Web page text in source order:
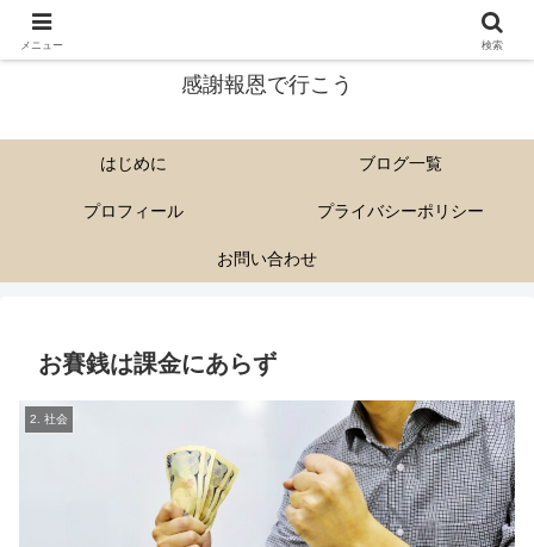
感謝報恩で行こう
はじめに ブログ一覧
プロフィール プライバシーポリシー
お問い合わせ
お賽銭は課金にあらず
2. 社会
メニュー 検索